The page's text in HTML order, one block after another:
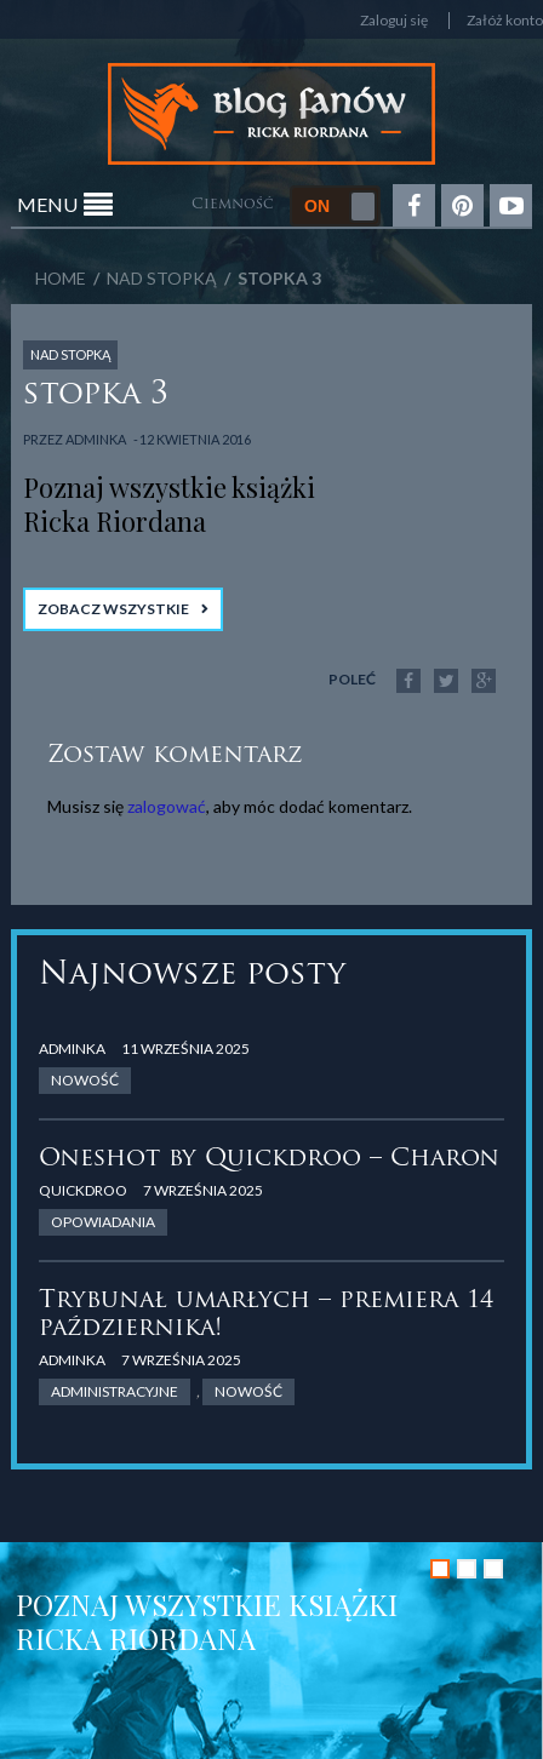
Zaloguj się Załóż konto
Ciemność
MENU
HOME / NAD STOPKĄ / STOPKA 3
NAD STOPKĄ
stopka 3
PRZEZADMINKA 12 KWIETNIA 2016
Poznaj wszystkie książki
Ricka Riordana
ZOBACZ WSZYSTKIE
POLEĆ
Zostaw komentarz
Musisz sięzalogować, aby móc dodać komentarz.
Najnowsze posty
ADMINKA
11 WRZEŚNIA 2025
NOWOŚĆ
Oneshot by Quickdroo – Charon
QUICKDROO
7 WRZEŚNIA 2025
OPOWIADANIA
Trybunał umarłych – premiera 14
października!
ADMINKA
7 WRZEŚNIA 2025
ADMINISTRACYJNE
, NOWOŚĆ
POZNAJ WSZYSTKIE KSIĄŻKI
RICKA RIORDANA